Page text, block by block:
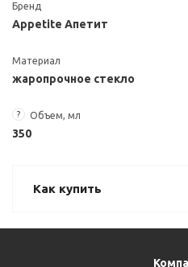
Бренд
Appetite Апетит
Материал
жаропрочное стекло
? Объем, мл
350
Как купить